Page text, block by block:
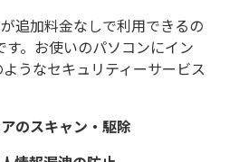
追加料金なしで利用できるの
す。お使いのパソコンにイン
うなセキュリティーサービス
のスキャン・駆除